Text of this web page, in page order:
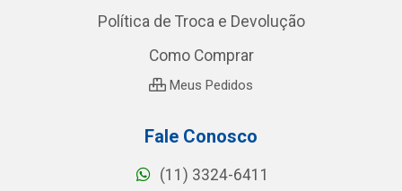
Política de Troca e Devolução
Como Comprar
Meus Pedidos
Fale Conosco
(11) 3324-6411